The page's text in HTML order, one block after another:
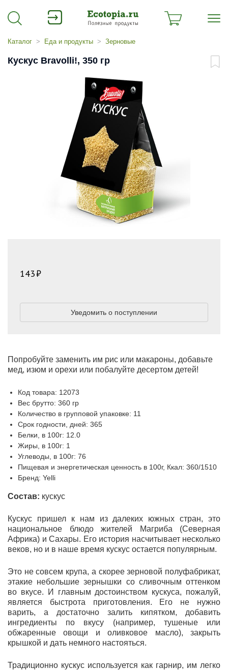
Каталог Еда и продукты Зерновые
Кускус Bravolli!, 350 гр
Попробуйте заменить им рис или макароны, добавьте
мед, изюм и орехи или побалуйте десертом детей!
Код товара: 12073
Вес брутто: 360 гр
Количество в групповой упаковке: 11
Срок годности, дней: 365
Белки, в 100г: 12.0
Жиры, в 100г: 1
Углеводы, в 100г: 76
Пищевая и энергетическая ценность в 100г, Ккал: 360/1510
Бренд: Yelli
Состав: кускус
143
Уведомить о поступлении
Кускус пришел к нам из далеких южных стран, это
национальное блюдо жителей Магриба (Северная
Африка) и Сахары. Его история насчитывает несколько
веков, но и в наше время кускус остается популярным.
Это не совсем крупа, а скорее зерновой полуфабрикат,
этакие небольшие зернышки со сливочным оттенком
во вкусе. И главным достоинством кускуса, пожалуй,
является быстрота приготовления. Его не нужно
варить, а достаточно залить кипятком, добавить
ингредиенты по вкусу (например, тушеные или
обжаренные овощи и оливковое масло), закрыть
крышкой и дать немного настояться.
Традиционно кускус используется как гарнир, им легко